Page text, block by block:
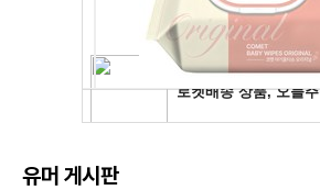
유머 게시판